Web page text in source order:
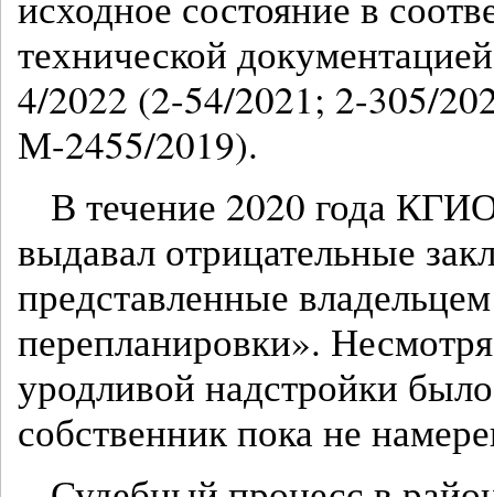
технической
4/2022 (2-54/2021; 2-305/
М-2455/2019).
В течение 2020 года
выдавал отрицательные
представленные
перепланировки».
уродливой надстройки
собственник пока не